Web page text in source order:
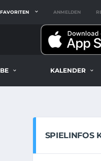
ANMELDEN
KALENDER
SPIELINFOS